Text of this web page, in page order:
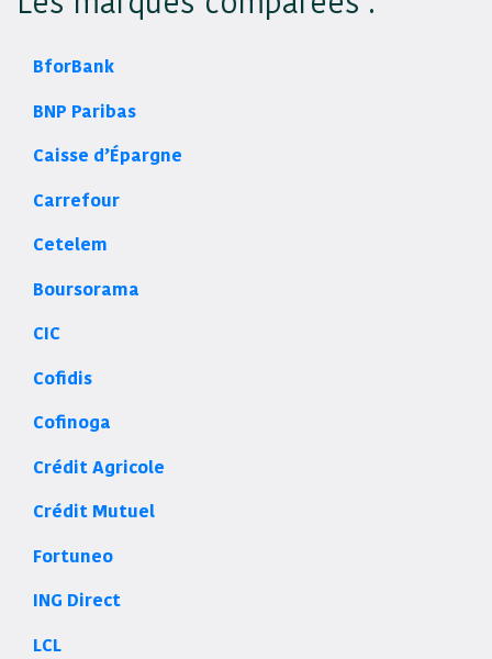
BforBank
BNP Paribas
Caisse d’Épargne
Carrefour
Cetelem
Boursorama
CIC
Cofidis
Cofinoga
Crédit Agricole
Crédit Mutuel
Fortuneo
ING Direct
LCL